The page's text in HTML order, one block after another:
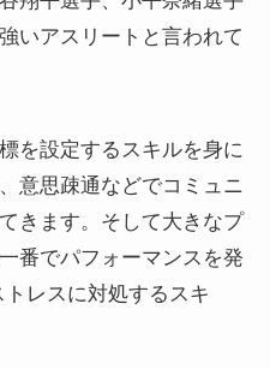
いアスリートと言われて
を設定するスキルを身に
意思疎通などでコミュニ
きます。そして大きなプ
番でパフォーマンスを発
レスに対処するスキ